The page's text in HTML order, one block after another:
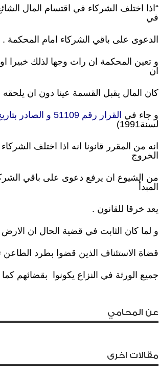
“اذا اختلف الشركاء في اقتسام المال
في
الدعوى على باقي الشركاء امام المحكمة .
و تعين المحكمة ان رات وجها لذلك خبيرا
ان
كان المال يقبل القسمة عينا دون ان
و جاء في القرار رقم 51109 و الصادر بتاريخ 19-04-1989
لسنة1991)
انه من المقرر قانونا انه اذا اختلف
الخروج
من الشيوع ان يرفع دعوى على باقي
المبدأ
يعد خرقا للقانون .
و لما كان الثابت في قضية الحال ان الارض
قضاة الاستئناف الذين قضوا بطرد الطاعن
جميع الورثة في النزاع يكونوا بقضائهم كما
عن المحامي
مقالات اخرى